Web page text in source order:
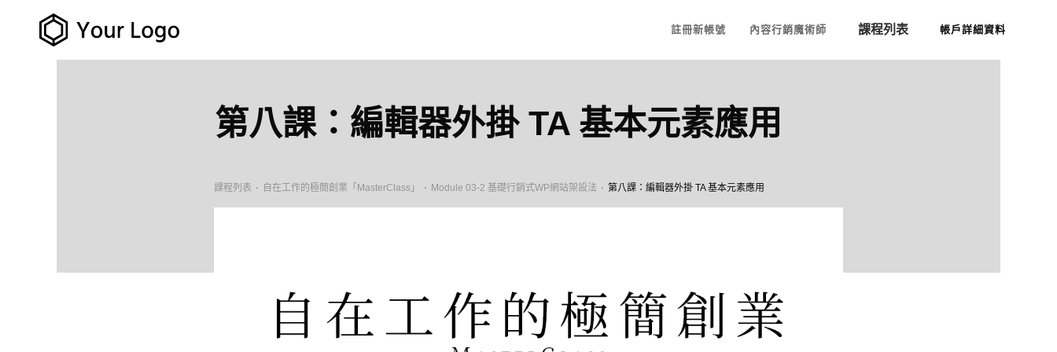
註冊新帳號 內容行銷魔術師 課程列表 帳戶詳細資料
第八課：編輯器外掛 TA 基本元素應用
課程列表 自在工作的極簡創業「MasterClass」 Module 03-2 基礎行銷式WP網站架設法 第八課：編輯器外掛 TA 基本元素應用